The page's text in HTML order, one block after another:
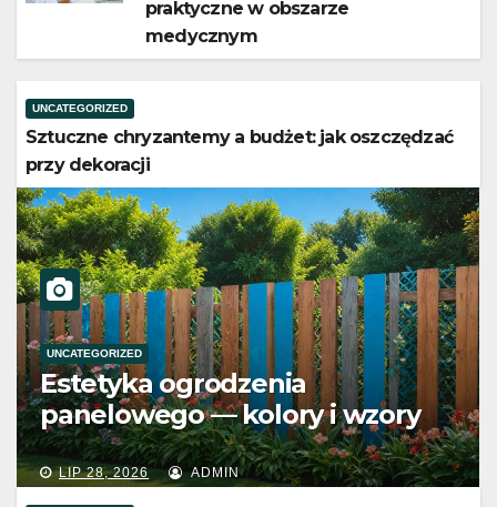
praktyczne w obszarze
medycznym
UNCATEGORIZED
Sztuczne chryzantemy a budżet: jak oszczędzać
przy dekoracji
UNCATEGORIZED
Jak wygląda dobrze
zorganizowane szkolenie
praktyczne w obszarze
medycznym
LIP 24, 2026 ADMIN